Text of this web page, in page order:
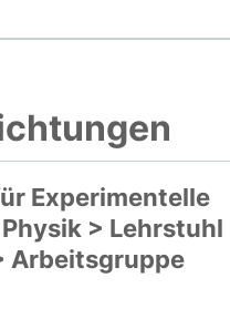
Experimentelle
> Lehrstuhl
Arbeitsgruppe